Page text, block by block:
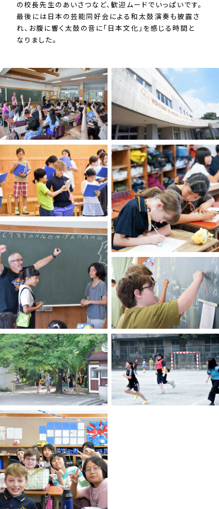
の校長先生のあいさつなど、歓迎ムードでいっぱいです。
最後には日本の芸能同好会による和太鼓演奏も披露さ
れ、お腹に響く太鼓の音に「日本文化」を感じる時間と
なりました。